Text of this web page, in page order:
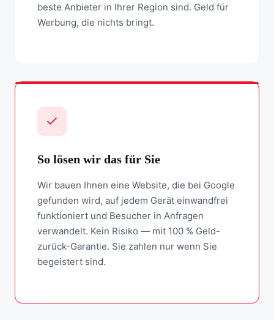
beste Anbieter in Ihrer Region sind. Geld für
Werbung, die nichts bringt.
So lösen wir das für Sie
Wir bauen Ihnen eine Website, die bei Google
gefunden wird, auf jedem Gerät einwandfrei
funktioniert und Besucher in Anfragen
verwandelt. Kein Risiko — mit 100 % Geld-
zurück-Garantie. Sie zahlen nur wenn Sie
begeistert sind.